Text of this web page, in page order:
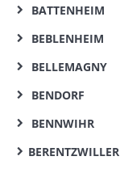
BATTENHEIM
BEBLENHEIM
BELLEMAGNY
BENDORF
BENNWIHR
BERENTZWILLER